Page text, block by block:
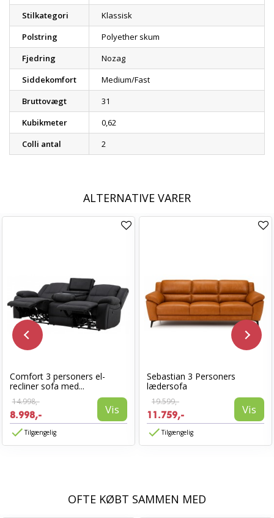
Stilkategori
Klassisk
Polstring
Polyether skum
Fjedring
Nozag
Siddekomfort
Medium/Fast
Bruttovægt
31
Kubikmeter
0,62
Colli antal
2
ALTERNATIVE VARER
Comfort 3 personers el-
recliner sofa med...
14.998,-
8.998,- Vis
Tilgængelig
Sebastian 3 Personers
lædersofa
19.599,-
11.759,- Vis
Tilgængelig
OFTE KØBT SAMMEN MED